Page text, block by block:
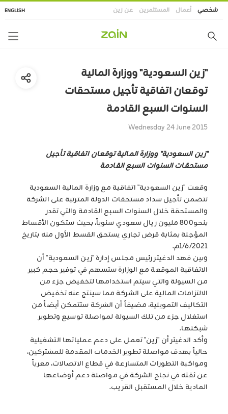
تجاوز
إلى
الرئيسي
شخصي أعمال المستثمرين عن زين ENGLISH
"زين السعودية" ووزارة المالية
توقعان اتفاقية تأجيل مستحقات
السنوات السبع القادمة
Wednesday 24 June 2015
"زين السعودية" ووزارة المالية توقعان اتفاقية تأجيل
مستحقات السنوات السبع القادمة
وقعت "زين السعودية" اتفاقية مع وزارة المالية السعودية
تتضمن تأجيل سداد مستحقات الدولة المترتبة على الشركة
والمستحقة خلال السنوات السبع القادمة والتي تقدر
بنحو800 مليون ريال سعودي سنوياً، بحيث ستكون الأقساط
المؤجلة بمثابة قرض تجاري يستحق القسط الأول منه بتاريخ
1/6/2021م.
وبين فهد الدغيثر رئيس مجلس إدارة "زين السعودية" أن
الاتفاقية الموقعة مع الوزارة ستسهم في توفير حجم كبير
من السيولة والتي سيتم استخدامها لتخفيض جزء من
الالتزامات المالية على الشركة مما سينتج عنه تخفيض
التكاليف التمويلية، مضيفاُ أن الشركة ستتمكن أيضاً من
استغلال جزء من تلك السيولة لمواصلة توسيع وتطوير
شبكتها.
وأكد الدغيثر أن "زين" تعمل على دعم عملياتها التشغيلية
حالياً بهدف مواصلة تطوير الخدمات المقدمة للمشتركين،
ومواكبة التطورات المتسارعة في قطاع الاتصالات، معرباً
عن ثقته في نجاح الشركة في مواصلة دعم أوضاعها
المادية خلال المستقبل القريب.